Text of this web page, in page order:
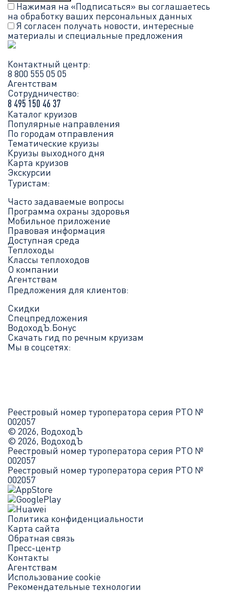
Нажимая на «Подписаться» вы соглашаетесь
на обработку ваших персональных данных
Я согласен получать новости, интересные
материалы и специальные предложения
Контактный центр:
8 800 555 05 05
Агентствам
Сотрудничество:
8 495 150 46 37
Каталог круизов
Популярные направления
По городам отправления
Тематические круизы
Круизы выходного дня
Карта круизов
Экскурсии
Туристам:
Часто задаваемые вопросы
Программа охраны здоровья
Мобильное приложение
Правовая информация
Доступная среда
Теплоходы
Классы теплоходов
О компании
Агентствам
Предложения для клиентов:
Скидки
Спецпредложения
ВодоходЪ.Бонус
Скачать гид по речным круизам
Мы в соцсетях:
Реестровый номер туроператора серия РТО №
002057
© 2026, ВодоходЪ
© 2026, ВодоходЪ
Реестровый номер туроператора серия РТО №
002057
Реестровый номер туроператора серия РТО №
002057
Политика конфиденциальности
Карта сайта
Обратная связь
Пресс-центр
Контакты
Агентствам
Использование cookie
Рекомендательные технологии